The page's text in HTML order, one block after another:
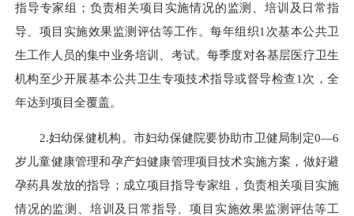
指导专家组；负责相关项目实施情况的监测、培训及日常指
导、项目实施效果监测评估等工作。每年组织1次基本公共卫
生工作人员的集中业务培训、考试。每季度对各基层医疗卫生
机构至少开展基本公共卫生专项技术指导或督导检查1次，全
年达到项目全覆盖。
2.妇幼保健机构。市妇幼保健院要协助市卫健局制定0—6
岁儿童健康管理和孕产妇健康管理项目技术实施方案，做好避
孕药具发放的指导；成立项目指导专家组，负责相关项目实施
情况的监测、培训及日常指导、项目实施效果监测评估等工